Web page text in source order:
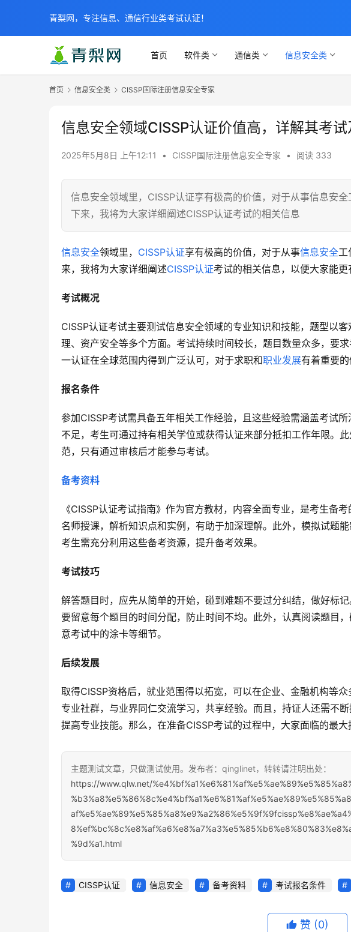
首页 软件类 通信类 信息安全类
首页 信息安全类 CISSP国际注册信息安全专家
信息安全领域CISSP认证价值高，详解其考
2025年5月8日 上午12:11 • CISSP国际注册信息安全专家 • 阅读 333
信息安全领域里，CISSP认证享有极高的价值，对于从事信息安
下来，我将为大家详细阐述CISSP认证考试的相关信息
信息安全领域里， CISSP认证享有极高的价值，对于从事信息安全工
来，我将为大家详细阐述CISSP认证考试的相关信息，以便大家能更
考试概况
CISSP认证考试主要测试信息安全领域的专业知识和技能，题型以
理、资产安全等多个方面。考试持续时间较长，题目数量众多，要
一认证在全球范围内得到广泛认可，对于求职和职业发展有着重要的
报名条件
参加CISSP考试需具备五年相关工作经验，且这些经验需涵盖考试
不足，考生可通过持有相关学位或获得认证来部分抵扣工作年限。
范，只有通过审核后才能参与考试。
备考资料
《CISSP认证考试指南》作为官方教材，内容全面专业，是考生备
名师授课，解析知识点和实例，有助于加深理解。此外，模拟试题
考生需充分利用这些备考资源，提升备考效果。
考试技巧
解答题目时，应先从简单的开始，碰到难题不要过分纠结，做好标
要留意每个题目的时间分配，防止时间不均。此外，认真阅读题目
意考试中的涂卡等细节。
后续发展
取得CISSP资格后，就业范围得以拓宽，可以在企业、金融机构等
专业社群，与业界同仁交流学习，共享经验。而且，持证人还需不
提高专业技能。那么，在准备CISSP考试的过程中，大家面临的最大
主题测试文章，只做测试使用。发布者：qinglinet，转转请注明出处：
https://www.qlw.net/
%9d%a1.html
CISSP认证 信息安全 备考资料 考试报名条件
赞 (0)
青梨网，专注信息、通信行业类考试认证！